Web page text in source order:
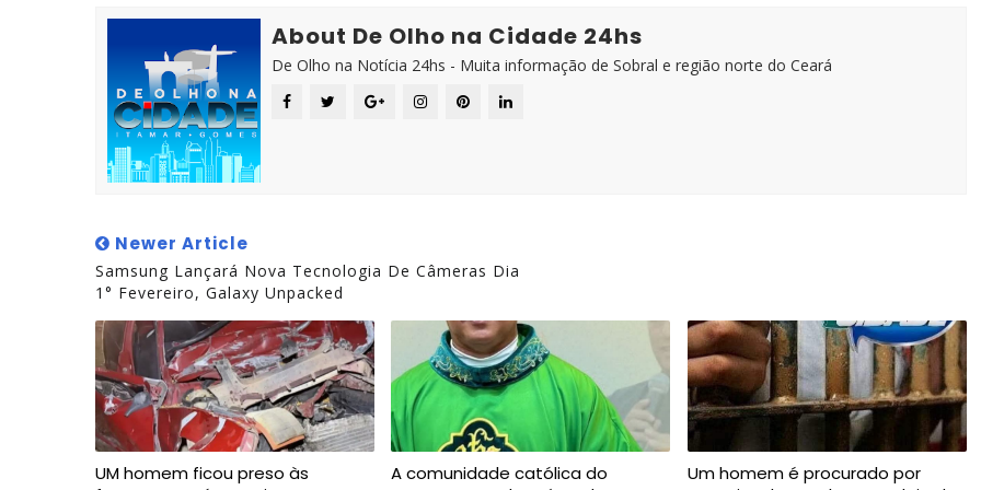
About De Olho na Cidade 24hs
De Olho na Notícia 24hs - Muita informação de Sobral e região norte do Ceará
Newer Article
Samsung Lançará Nova Tecnologia De Câmeras Dia
1° Fevereiro, Galaxy Unpacked
UM homem ficou preso às
A comunidade católica do
Um homem é procurado por